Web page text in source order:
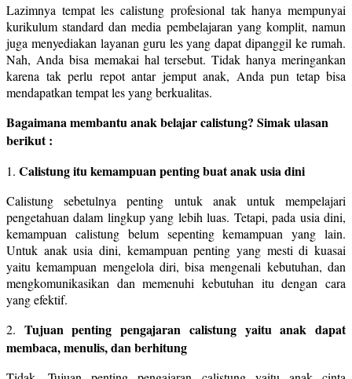
Lazimnya tempat les calistung profesional tak hanya mempunyai
kurikulum standard dan media pembelajaran yang komplit, namun
juga menyediakan layanan guru les yang dapat dipanggil ke rumah.
Nah, Anda bisa memakai hal tersebut. Tidak hanya meringankan
karena tak perlu repot antar jemput anak, Anda pun tetap bisa
mendapatkan tempat les yang berkualitas.
Bagaimana membantu anak belajar calistung? Simak ulasan
berikut :
1. Calistung itu kemampuan penting buat anak usia dini
Calistung sebetulnya penting untuk anak untuk mempelajari
pengetahuan dalam lingkup yang lebih luas. Tetapi, pada usia dini,
kemampuan calistung belum sepenting kemampuan yang lain.
Untuk anak usia dini, kemampuan penting yang mesti di kuasai
yaitu kemampuan mengelola diri, bisa mengenali kebutuhan, dan
mengkomunikasikan dan memenuhi kebutuhan itu dengan cara
yang efektif.
2. Tujuan penting pengajaran calistung yaitu anak dapat
membaca, menulis, dan berhitung